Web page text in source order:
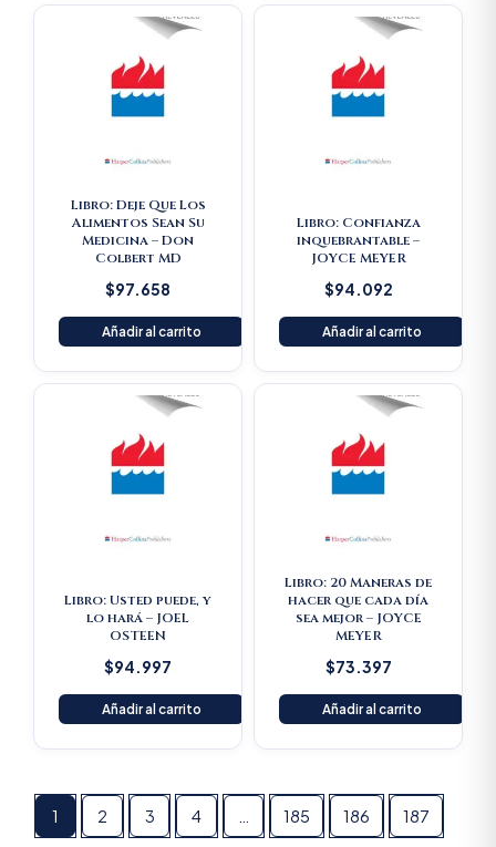
Libro: Deje Que Los
Alimentos Sean Su
Medicina – Don
Colbert MD
$97.658
Añadir al carrito
Libro: Confianza
inquebrantable –
JOYCE MEYER
$94.092
Añadir al carrito
Libro: Usted puede, y
lo hará – JOEL
OSTEEN
$94.997
Añadir al carrito
Libro: 20 Maneras de
hacer que cada día
sea mejor – JOYCE
MEYER
$73.397
Añadir al carrito
1 2 3 4 185 186 187